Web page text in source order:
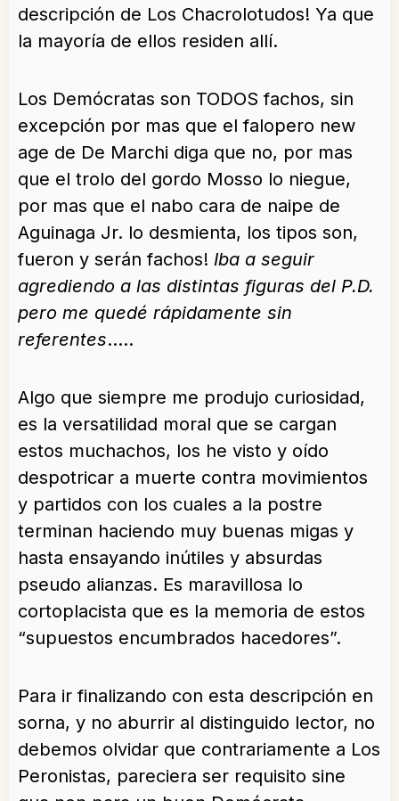
descripción de Los Chacrolotudos! Ya que
la mayoría de ellos residen allí.
Los Demócratas son TODOS fachos, sin
excepción por mas que el falopero new
age de De Marchi diga que no, por mas
que el trolo del gordo Mosso lo niegue,
por mas que el nabo cara de naipe de
Aguinaga Jr. lo desmienta, los tipos son,
fueron y serán fachos! Iba a seguir
agrediendo a las distintas figuras del P.D.
pero me quedé rápidamente sin
referentes…..
Algo que siempre me produjo curiosidad,
es la versatilidad moral que se cargan
estos muchachos, los he visto y oído
despotricar a muerte contra movimientos
y partidos con los cuales a la postre
terminan haciendo muy buenas migas y
hasta ensayando inútiles y absurdas
pseudo alianzas. Es maravillosa lo
cortoplacista que es la memoria de estos
“supuestos encumbrados hacedores”.
Para ir finalizando con esta descripción en
sorna, y no aburrir al distinguido lector, no
debemos olvidar que contrariamente a Los
Peronistas, pareciera ser requisito sine